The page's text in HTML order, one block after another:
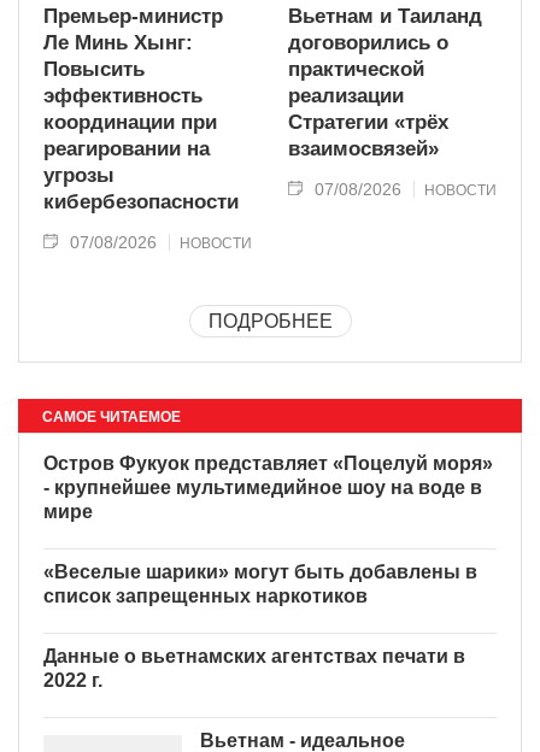
Премьер-министр
Ле Минь Хынг:
Повысить
эффективность
координации при
реагировании на
угрозы
кибербезопасности
07/08/2026 НОВОСТИ
Вьетнам и Таиланд
договорились о
практической
реализации
Стратегии «трёх
взаимосвязей»
07/08/2026 НОВОСТИ
ПОДРОБНЕЕ
САМОЕ ЧИТАЕМОЕ
Остров Фукуок представляет «Поцелуй моря»
- крупнейшее мультимедийное шоу на воде в
мире
«Веселые шарики» могут быть добавлены в
список запрещенных наркотиков
Данные о вьетнамских агентствах печати в
2022 г.
Вьетнам - идеальное